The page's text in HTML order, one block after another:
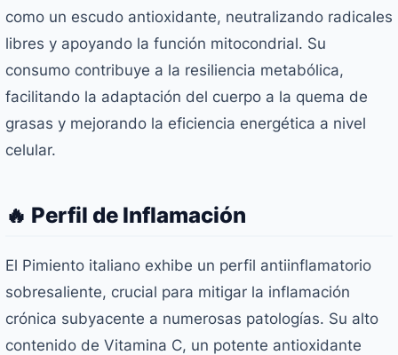
como un escudo antioxidante, neutralizando radicales
libres y apoyando la función mitocondrial. Su
consumo contribuye a la resiliencia metabólica,
facilitando la adaptación del cuerpo a la quema de
grasas y mejorando la eficiencia energética a nivel
celular.
🔥 Perfil de Inflamación
El Pimiento italiano exhibe un perfil antiinflamatorio
sobresaliente, crucial para mitigar la inflamación
crónica subyacente a numerosas patologías. Su alto
contenido de Vitamina C, un potente antioxidante